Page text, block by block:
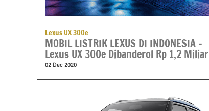
Lexus UX 300e
MOBIL LISTRIK LEXUS DI INDONESIA –
Lexus UX 300e Dibanderol Rp 1,2 Miliar
02 Dec 2020